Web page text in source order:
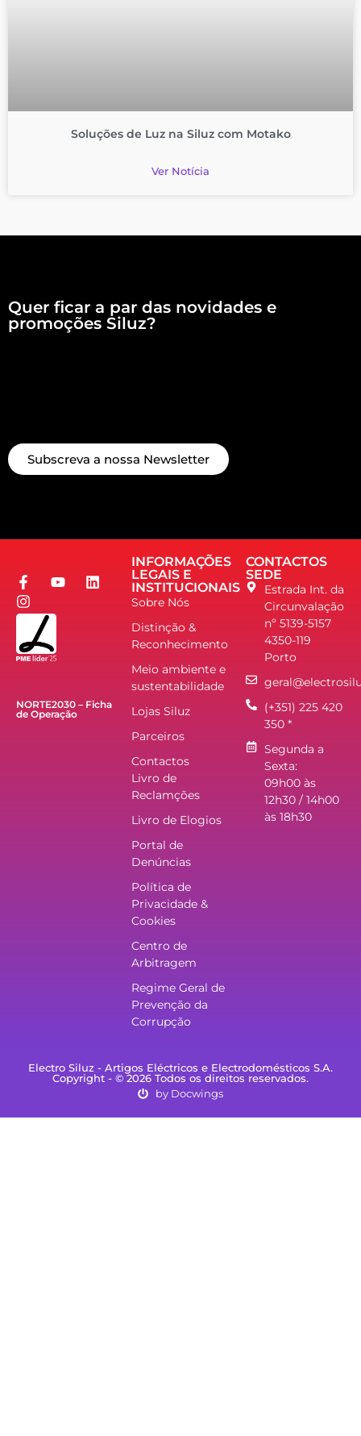
Soluções de Luz na Siluz com Motako
Ver Notícia
Quer ficar a par das novidades e
promoções Siluz?
Subscreva a nossa Newsletter
NORTE2030 – Ficha
de Operação
INFORMAÇÕES
LEGAIS E
INSTITUCIONAIS
Sobre Nós
Distinção &
Reconhecimento
Meio ambiente e
sustentabilidade
Lojas Siluz
Parceiros
Contactos
Livro de
Reclamções
Livro de Elogios
Portal de
Denúncias
Política de
Privacidade &
Cookies
Centro de
Arbitragem
Regime Geral de
Prevenção da
Corrupção
CONTACTOS
SEDE
Estrada Int. da
Circunvalação
nº 5139-5157
4350-119
Porto
(+351) 225 420
350 *
Segunda a
Sexta:
09h00 às
12h30 / 14h00
às 18h30
Electro Siluz - Artigos Eléctricos e Electrodomésticos S.A.
Copyright - © 2026 Todos os direitos reservados.
by Docwings